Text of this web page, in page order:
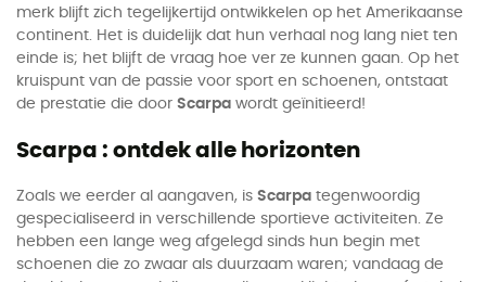
merk blijft zich tegelijkertijd ontwikkelen op het Amerikaanse
continent. Het is duidelijk dat hun verhaal nog lang niet ten
einde is; het blijft de vraag hoe ver ze kunnen gaan. Op het
kruispunt van de passie voor sport en schoenen, ontstaat
de prestatie die door Scarpa wordt geïnitieerd!
Scarpa : ontdek alle horizonten
Zoals we eerder al aangaven, is Scarpa tegenwoordig
gespecialiseerd in verschillende sportieve activiteiten. Ze
hebben een lange weg afgelegd sinds hun begin met
schoenen die zo zwaar als duurzaam waren; vandaag de